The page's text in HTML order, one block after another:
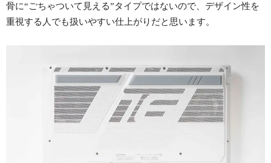
骨に“ごちゃついて見える”タイプではないので、デザイン性を
重視する人でも扱いやすい仕上がりだと思います。